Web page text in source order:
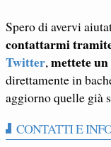
Spero di avervi
contattarmi
Twitter,mettete
direttamente in
aggiorno quelle già
CONTATTI E